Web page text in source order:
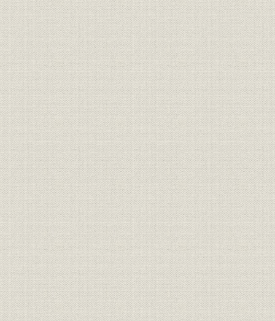
[第一章 銀座に創業する]
華やかな開幕
日本最初の洋風民間調剤
銀座煉瓦地
資生堂という名称
陸蒸汽走る
医薬分業の実践
馬車鉄道開通
資生堂薬局の活動
華やかな鹿鳴館時代
わが国でつくられた最初の煉歯磨
明治二十年代
近代的化粧品の製造はじまる